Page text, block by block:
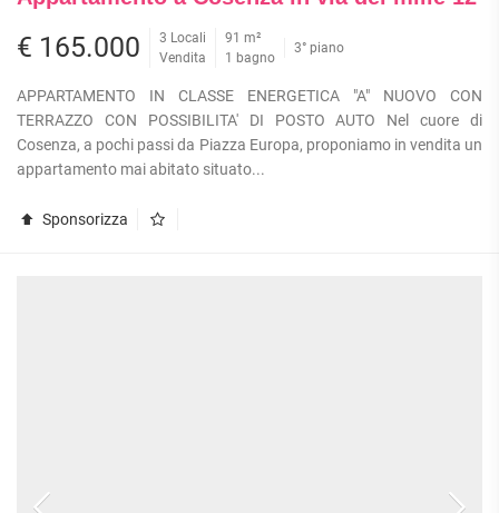
€ 165.000
3 Locali
Vendita
91 m²
1 bagno
3° piano
APPARTAMENTO IN CLASSE ENERGETICA "A" NUOVO CON
TERRAZZO CON POSSIBILITA' DI POSTO AUTO Nel cuore di
Cosenza, a pochi passi da Piazza Europa, proponiamo in vendita un
appartamento mai abitato situato...
Sponsorizza